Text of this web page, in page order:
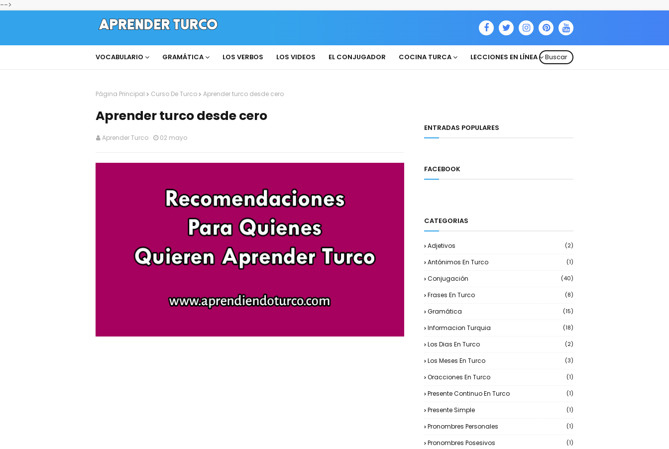
-->
VOCABULARIO GRAMÁTICA LOS VERBOS LOS VIDEOS EL CONJUGADOR COCINA TURCA LECCIONES EN LÍNEA Buscar
Página Principal Curso De Turco Aprender turco desde cero
Aprender turco desde cero
Aprender Turco 02 mayo
ENTRADAS POPULARES
FACEBOOK
CATEGORIAS
Adjetivos (2)
Antónimos En Turco (1)
Conjugación (40)
Frases En Turco (8)
Gramática (15)
Informacion Turquia (18)
Los Dias En Turco (2)
Los Meses En Turco (3)
Oracciones En Turco (1)
Presente Continuo En Turco (1)
Presente Simple (1)
Pronombres Personales (1)
Pronombres Posesivos (1)